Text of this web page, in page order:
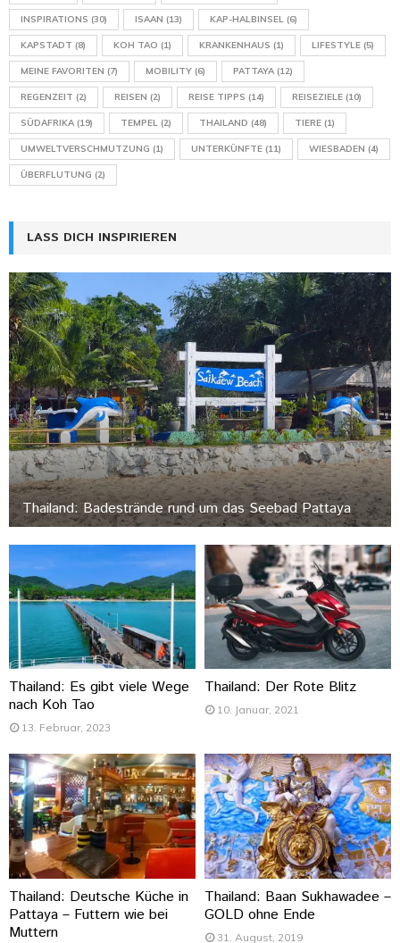
INSPIRATIONS (30) ISAAN (13) KAP-HALBINSEL (6)
KAPSTADT (8) KOH TAO (1) KRANKENHAUS (1) LIFESTYLE (5)
MEINE FAVORITEN (7) MOBILITY (6) PATTAYA(12)
REGENZEIT (2) REISEN (2) REISE TIPPS (14) REISEZIELE (10)
SÜDAFRIKA(19) TEMPEL (2) THAILAND (48) TIERE (1)
UMWELTVERSCHMUTZUNG (1) UNTERKÜNFTE (11) WIESBADEN (4)
ÜBERFLUTUNG (2)
LASS DICH INSPIRIEREN
Thailand: Badestrände rund um das Seebad Pattaya
Thailand: Es gibt viele Wege
nach Koh Tao
13. Februar, 2023
Thailand: Der Rote Blitz
10. Januar, 2021
Thailand: Deutsche Küche in
Pattaya – Futtern wie bei
Muttern
Thailand: Baan Sukhawadee –
GOLD ohne Ende
31. August, 2019